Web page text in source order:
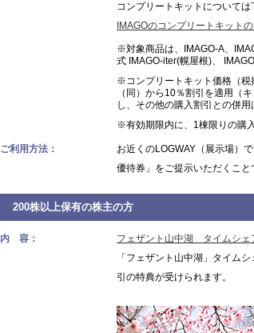
コンプリートキットについては
IMAGOのコンプリートキット
※対象商品は、IMAGO-A、
式 IMAGO-iter(幌屋根)、
※コンプリートキット価格（税
（同）から10％割引を適用（
し、その他の購入割引との併用
※有効期限内に、1棟限りの購
ご利用方法：
お近くのLOGWAY（展示場）
優待券」をご提示いただくこと
200株以上保有の株主の方
内 容：
フェザント山中湖 タイムシェ
「フェザント山中湖」タイム
引の特典が受けられます。